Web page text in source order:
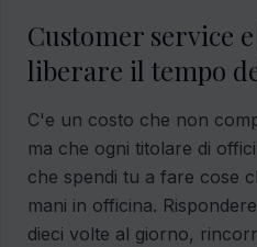
Customer service
liberare il tempo
C'e un costo che non
ma che ogni titolare di
che spendi tu a fare cose
mani in officina.
dieci volte al giorno,